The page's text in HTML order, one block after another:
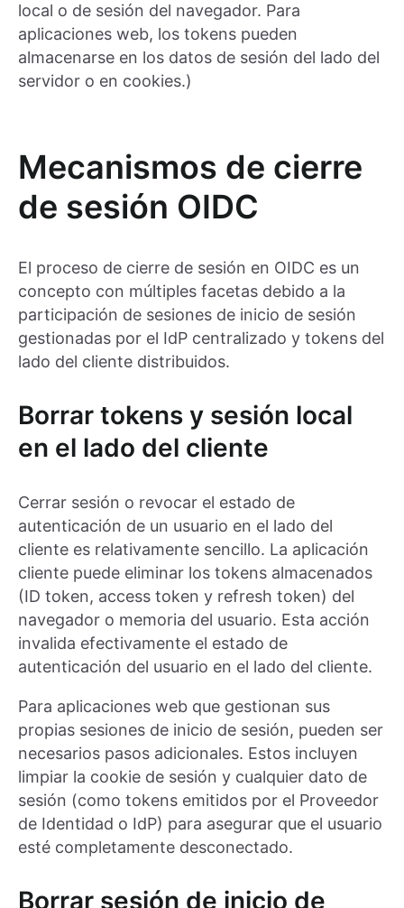
local o de sesión del navegador. Para
aplicaciones web, los tokens pueden
almacenarse en los datos de sesión del lado del
servidor o en cookies.)
Mecanismos de cierre
de sesión OIDC
El proceso de cierre de sesión en OIDC es un
concepto con múltiples facetas debido a la
participación de sesiones de inicio de sesión
gestionadas por el IdP centralizado y tokens del
lado del cliente distribuidos.
Borrar tokens y sesión local
en el lado del cliente
Cerrar sesión o revocar el estado de
autenticación de un usuario en el lado del
cliente es relativamente sencillo. La aplicación
cliente puede eliminar los tokens almacenados
(ID token, access token y refresh token) del
navegador o memoria del usuario. Esta acción
invalida efectivamente el estado de
autenticación del usuario en el lado del cliente.
Para aplicaciones web que gestionan sus
propias sesiones de inicio de sesión, pueden ser
necesarios pasos adicionales. Estos incluyen
limpiar la cookie de sesión y cualquier dato de
sesión (como tokens emitidos por el Proveedor
de Identidad o IdP) para asegurar que el usuario
esté completamente desconectado.
Borrar sesión de inicio de